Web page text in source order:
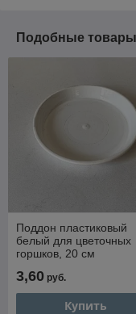
Подобные
Поддон пластиковый
белый для цветочных
горшков, 20 см
3,60 руб.
Купить